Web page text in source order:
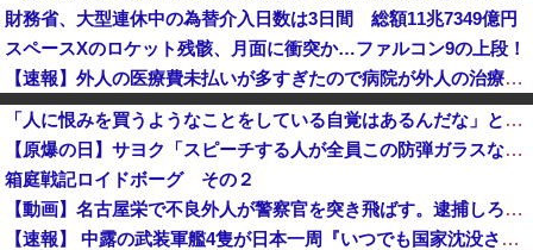
財務省、大型連休中の為替介入日数は3日間 総額11兆7349億円
スペースXのロケット残骸、月面に衝突か…ファルコン9の上段！
【速報】外人の医療費未払いが多すぎたので病院が外人の治療を断るようになってしまう
【悲報】時事通信「参政党の神谷代表が消費減税は天下の愚策と批判してるぞ！」 → 安藤幹事長「タイトルに偽りあり！『参政党は消費税廃止派、減税派』...
【速報】米国、韓国防衛に短距離戦術核を検討※韓国談
「人に恨みを買うようなことをしている自覚はあるんだな」と高市首相を嘲笑った左派、平和記念式典での演説にケチを付けるも……
【原爆の日】サヨク「スピーチする人が全員この防弾ガラスなのでしょうか。高市だけなら、天下の恥晒し者です」→石破茂も防弾ガラスで演説してました
箱庭戦記ロイドボーグ その２
【動画】名古屋栄で不良外人が警察官を突き飛ばす。逮捕しろやｗｗｗ
【速報】 中露の武装軍艦4隻が日本一周『いつでも国家沈没させられるぞ』